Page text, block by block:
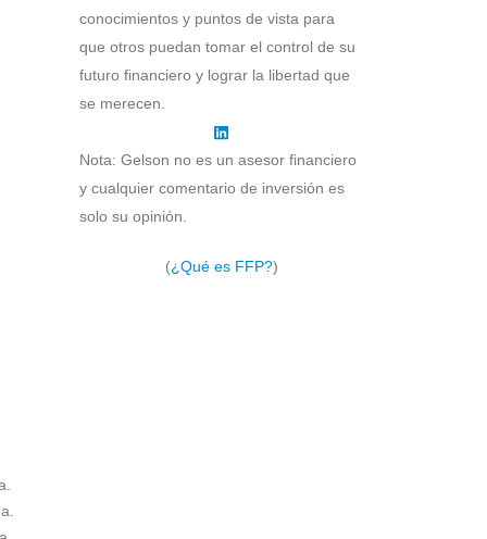
conocimientos y puntos de vista para
que otros puedan tomar el control de su
futuro financiero y lograr la libertad que
se merecen.
Nota: Gelson no es un asesor financiero
y cualquier comentario de inversión es
solo su opinión.
(¿Qué es FFP?)